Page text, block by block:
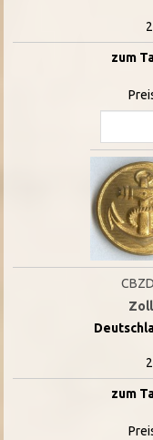
zum
zum